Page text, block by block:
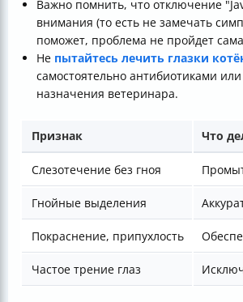
Важно помнить, что отключение
внимания (то есть не замечать
поможет, проблема не пройдет
Не пытайтесь лечить глазки
самостоятельно антибиотиками
назначения ветеринара.
Признак Что
Слезотечение без гноя
Гнойные выделения
Покраснение, припухлость
Частое трение глаз